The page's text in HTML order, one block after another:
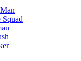
Squad